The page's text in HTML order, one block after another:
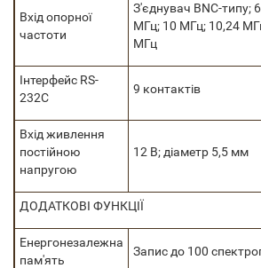
Вхід опорної
частоти
З'єднувач BNC-типу;
МГц; 10 МГц; 10,24
МГц
Інтерфейс RS-
232C
9 контактів
Вхід живлення
постійною
напругою
12 В; діаметр 5,5 мм
ДОДАТКОВІ ФУНКЦІЇ
Енергонезалежна
пам'ять
Запис до 100